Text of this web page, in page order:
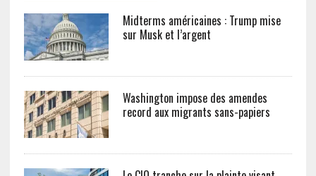
Midterms américaines : Trump mise
sur Musk et l’argent
Washington impose des amendes
record aux migrants sans-papiers